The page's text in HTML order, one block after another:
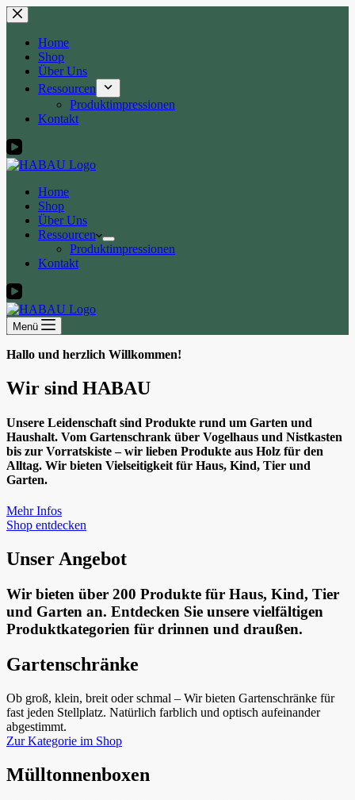
Zum
Inhalt
springenHome
Shop
Über Uns
Ressourcen
Produktimpressionen
Kontakt
Home
Shop
Über Uns
Ressourcen
Produktimpressionen
Kontakt
Menü
Hallo und herzlich Willkommen!
Wir sind HABAU
Unsere Leidenschaft sind Produkte rund um Garten und
Haushalt. Vom Gartenschrank über Vogelhaus und Nistkasten
bis zur Vorratskiste – wir lieben Produkte aus Holz für den
Alltag. Wir bieten Vielseitigkeit für Haus, Kind, Tier und
Garten.
Mehr Infos
Shop entdecken
Unser Angebot
Wir bieten über 200 Produkte für Haus, Kind, Tier
und Garten an. Entdecken Sie unsere vielfältigen
Produktkategorien für drinnen und draußen.
Gartenschränke
Ob groß, klein, breit oder schmal – Wir bieten Gartenschränke für
fast jeden Stellplatz. Natürlich farblich und optisch aufeinander
abgestimmt.
Zur Kategorie im Shop
Mülltonnenboxen